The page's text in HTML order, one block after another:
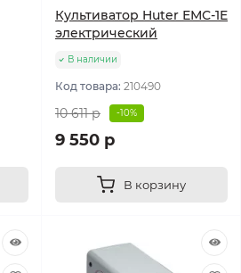
Культиватор Huter ЕМС-1E
электрический
В наличии
Код товара: 210490
10 611 р -10%
9 550 р
В корзину